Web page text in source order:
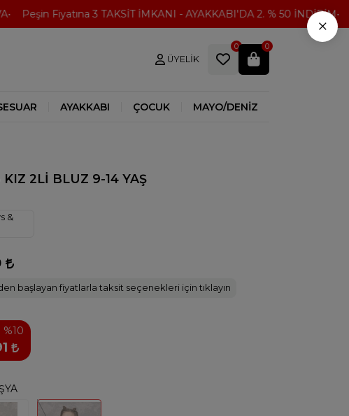
Peşin Fiyatına 3 TAKSİT İMKANI - AYAKKABI'DA 2. % 50 İNDİRİM
ÜYELIK
0 0
AYAKKABI ÇOCUK MAYO/DENİZ
KIZ 2Lİ BLUZ 9-14 YAŞ
&
başlayan fiyatlarla taksit seçenekleri için tıklayın
×